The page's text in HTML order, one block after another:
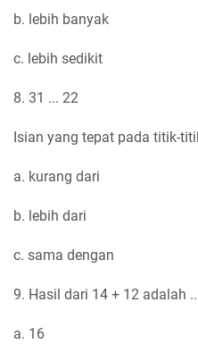
b. lebih banyak
c. lebih sedikit
8. 31 ... 22
Isian yang tepat pada titik-
a. kurang dari
b. lebih dari
c. sama dengan
9. Hasil dari 14 + 12 adalah
a. 16